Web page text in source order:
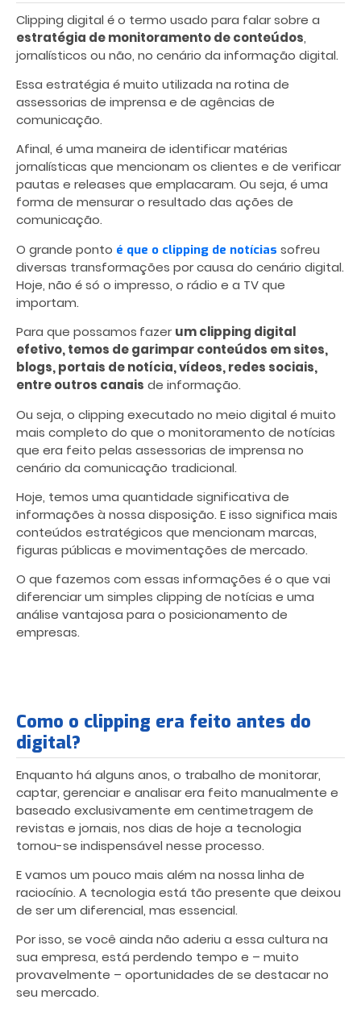
Clipping digital é o termo usado para falar sobre a
estratégia de monitoramento de conteúdos,
jornalísticos ou não, no cenário da informação digital.
Essa estratégia é muito utilizada na rotina de
assessorias de imprensa e de agências de
comunicação.
Afinal, é uma maneira de identificar matérias
jornalísticas que mencionam os clientes e de verificar
pautas e releases que emplacaram. Ou seja, é uma
forma de mensurar o resultado das ações de
comunicação.
O grande ponto é que o clipping de notícias sofreu
diversas transformações por causa do cenário digital.
Hoje, não é só o impresso, o rádio e a TV que
importam.
Para que possamos fazerum clipping digital
efetivo, temos de garimpar conteúdos em sites,
blogs, portais de notícia, vídeos, redes sociais,
entre outros canais de informação.
Ou seja, o clipping executado no meio digital é muito
mais completo do que o monitoramento de notícias
que era feito pelas assessorias de imprensa no
cenário da comunicação tradicional.
Hoje, temos uma quantidade significativa de
informações à nossa disposição. E isso significa mais
conteúdos estratégicos que mencionam marcas,
figuras públicas e movimentações de mercado.
O que fazemos com essas informações é o que vai
diferenciar um simples clipping de notícias e uma
análise vantajosa para o posicionamento de
empresas.
Como o clipping era feito antes do
digital?
Enquanto há alguns anos, o trabalho de monitorar,
captar, gerenciar e analisar era feito manualmente e
baseado exclusivamente em centimetragem de
revistas e jornais, nos dias de hoje a tecnologia
tornou-se indispensável nesse processo.
E vamos um pouco mais além na nossa linha de
raciocínio. A tecnologia está tão presente que deixou
de ser um diferencial, mas essencial.
Por isso, se você ainda não aderiu a essa cultura na
sua empresa, está perdendo tempo e – muito
provavelmente – oportunidades de se destacar no
seu mercado.